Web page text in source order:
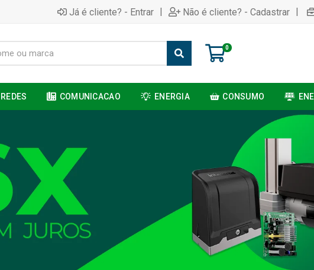
Já é cliente? - Entrar | Não é cliente? - Cadastrar |
0
REDES COMUNICACAO ENERGIA CONSUMO